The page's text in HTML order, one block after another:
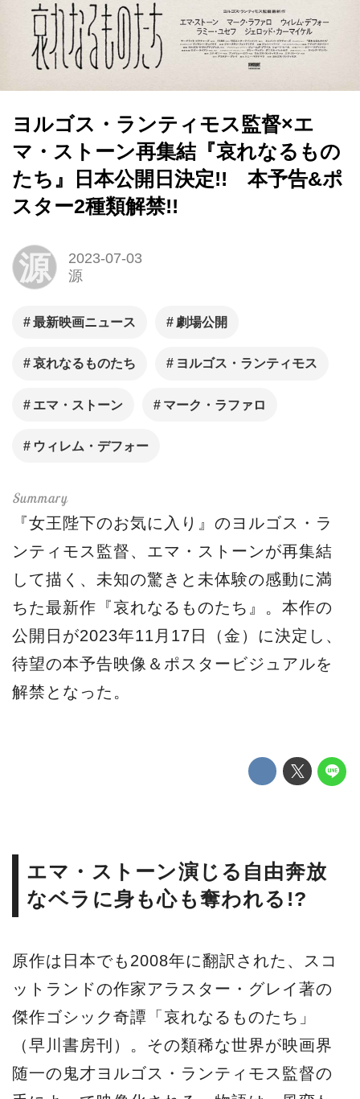
ヨルゴス・ランティモス監督×エ
マ・ストーン再集結『哀れなるもの
たち』日本公開日決定!! 本予告&ポ
スター2種類解禁!!
源
2023-07-03
源
最新映画ニュース 劇場公開
哀れなるものたち ヨルゴス・ランティモス
エマ・ストーン マーク・ラファロ
ウィレム・デフォー
『女王陛下のお気に入り』のヨルゴス・ラ
ンティモス監督、エマ・ストーンが再集結
して描く、未知の驚きと未体験の感動に満
ちた最新作『哀れなるものたち』。本作の
公開日が2023年11月17日（金）に決定し、
待望の本予告映像＆ポスタービジュアルを
解禁となった。
エマ・ストーン演じる自由奔放
なベラに身も心も奪われる!?
原作は日本でも2008年に翻訳された、スコ
ットランドの作家アラスター・グレイ著の
傑作ゴシック奇譚「哀れなるものたち」
（早川書房刊）。その類稀な世界が映画界
随一の鬼才ヨルゴス・ランティモス監督の